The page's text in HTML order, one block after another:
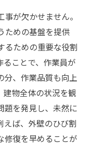
実施ポイントを
事の重要性まと
が欠かせません。
ための基盤を提供
るための重要な役割
ることで、作業員が
分、作業品質も向上
建物全体の状況を観
題を発見し、未然に
えば、外壁のひび割
修復を早めることが